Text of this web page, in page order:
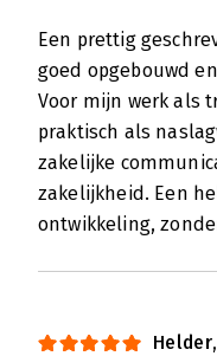
Een prettig
goed opgebouwd
Voor mijn werk als
praktisch als
zakelijke
zakelijkheid. Een
ontwikkeling,